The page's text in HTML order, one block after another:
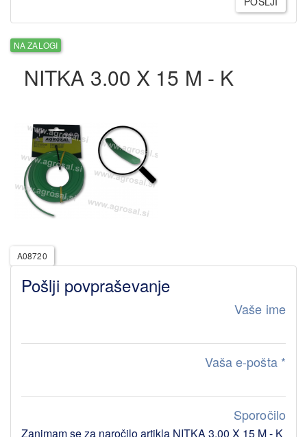
NA ZALOGI
NITKA 3.00 X 15 M - K
A08720
Pošlji povpraševanje
Vaše ime
Vaša e-pošta *
Sporočilo